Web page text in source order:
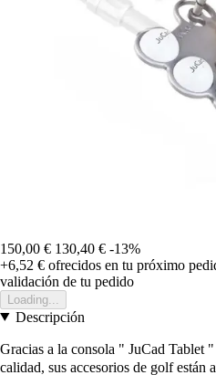
150,00 € 130,40 € -13%
+6,52 € ofrecidos en tu próximo
validación de tu pedido
Loading...
Descripción
Gracias a la consola " JuCad Tablet
calidad, sus accesorios de golf están